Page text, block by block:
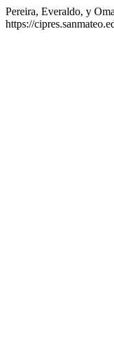
Pereira, Everaldo, y
https://